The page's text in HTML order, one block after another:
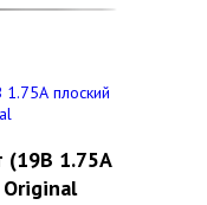
(19В 1.75А
Original